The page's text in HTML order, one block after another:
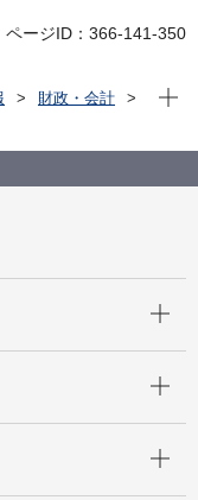
ページID：366-141-350
財政・会計
（年報）
現在